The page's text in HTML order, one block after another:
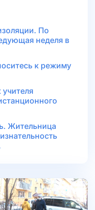
По
неделя в
к режиму
Жительница